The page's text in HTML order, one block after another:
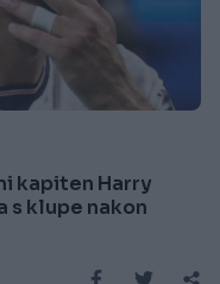
kapiten Harry
s klupe nakon